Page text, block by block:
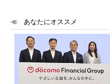
あなたにオススメ